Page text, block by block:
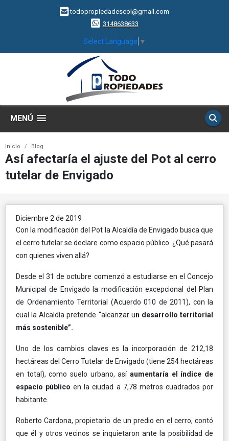
todopropiedadescol@gmail.com
3148638633
Select Language ▼
MENÚ
Inicio Blog
Así afectaría el ajuste del Pot al cerro
tutelar de Envigado
Diciembre 2 de 2019
Con la modificación del Pot la Alcaldía de Envigado busca que
el cerro tutelar se declare como espacio público. ¿Qué pasará
con quienes viven allá?
Desde el 31 de octubre comenzó a estudiarse en el Concejo
Municipal de Envigado la modificación excepcional del Plan
de Ordenamiento Territorial (Acuerdo 010 de 2011), con la
cual la Alcaldía pretende “alcanzar un desarrollo territorial
más sostenible”.
Uno de los cambios claves es la incorporación de 212,18
hectáreas del Cerro Tutelar de Envigado (tiene 254 hectáreas
en total), como suelo urbano, así aumentaría el índice de
espacio público en la ciudad a 7,78 metros cuadrados por
habitante.
Roberto Cardona, propietario de un predio en el cerro, contó
que él y otros vecinos se inquietaron ante la posibilidad de